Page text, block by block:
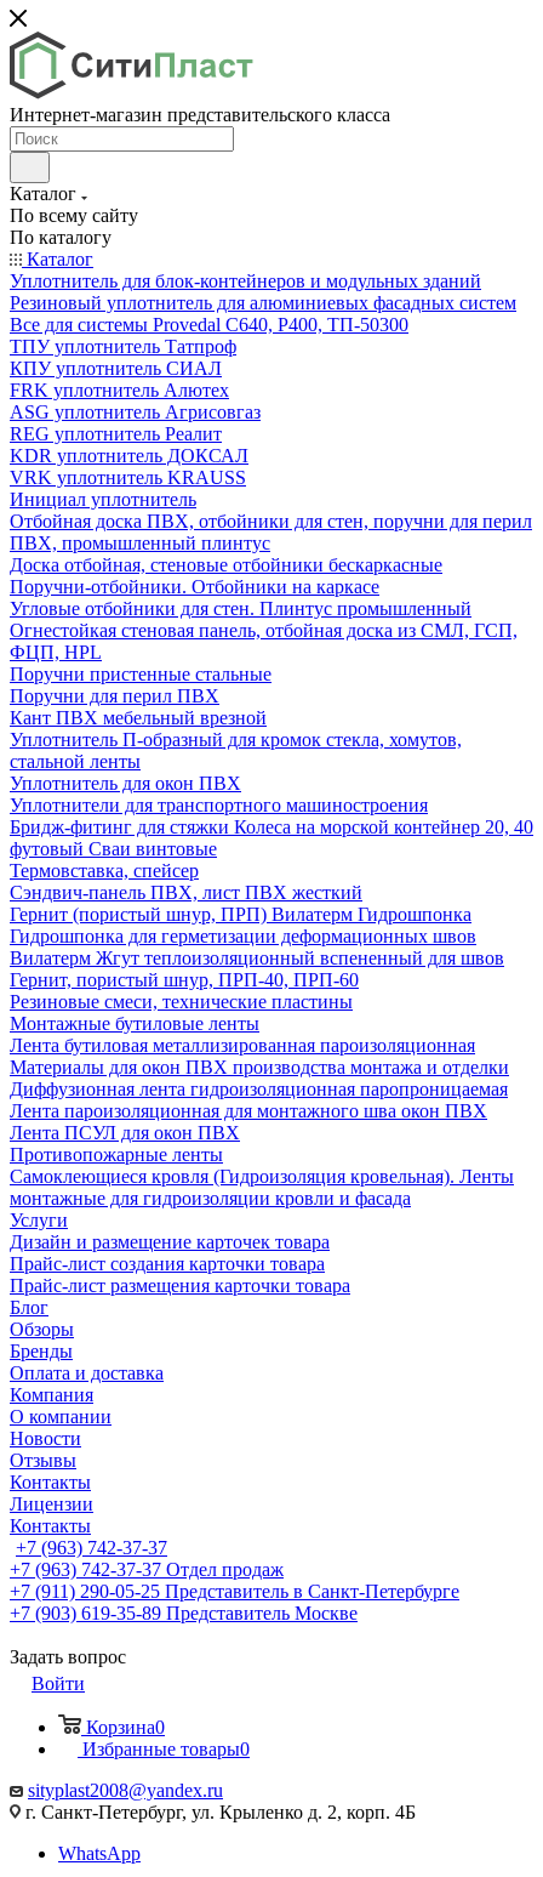
Интернет-магазин представительского класса
Каталог
По всему сайту
По каталогу
Каталог
Уплотнитель для блок-контейнеров и модульных зданий
Резиновый уплотнитель для алюминиевых фасадных систем
Все для системы Provedal С640, Р400, ТП-50300
ТПУ уплотнитель Татпроф
КПУ уплотнитель СИАЛ
FRK уплотнитель Алютех
ASG уплотнитель Агрисовгаз
REG уплотнитель Реалит
KDR уплотнитель ДОКСАЛ
VRK уплотнитель KRAUSS
Инициал уплотнитель
Отбойная доска ПВХ, отбойники для стен, поручни для перил
ПВХ, промышленный плинтус
Доска отбойная, стеновые отбойники бескаркасные
Поручни-отбойники. Отбойники на каркасе
Угловые отбойники для стен. Плинтус промышленный
Огнестойкая стеновая панель, отбойная доска из СМЛ, ГСП,
ФЦП, HPL
Поручни пристенные стальные
Поручни для перил ПВХ
Кант ПВХ мебельный врезной
Уплотнитель П-образный для кромок стекла, хомутов,
стальной ленты
Уплотнитель для окон ПВХ
Уплотнители для транспортного машиностроения
Бридж-фитинг для стяжки Колеса на морской контейнер 20, 40
футовый Сваи винтовые
Термовставка, спейсер
Сэндвич-панель ПВХ, лист ПВХ жесткий
Гернит (пористый шнур, ПРП) Вилатерм Гидрошпонка
Гидрошпонка для герметизации деформационных швов
Вилатерм Жгут теплоизоляционный вспененный для швов
Гернит, пористый шнур, ПРП-40, ПРП-60
Резиновые смеси, технические пластины
Монтажные бутиловые ленты
Лента бутиловая металлизированная пароизоляционная
Материалы для окон ПВХ производства монтажа и отделки
Диффузионная лента гидроизоляционная паропроницаемая
Лента пароизоляционная для монтажного шва окон ПВХ
Лента ПСУЛ для окон ПВХ
Противопожарные ленты
Самоклеющиеся кровля (Гидроизоляция кровельная). Ленты
монтажные для гидроизоляции кровли и фасада
Услуги
Дизайн и размещение карточек товара
Прайс-лист создания карточки товара
Прайс-лист размещения карточки товара
Блог
Обзоры
Бренды
Оплата и доставка
Компания
О компании
Новости
Отзывы
Контакты
Лицензии
Контакты
+7 (963) 742-37-37
+7 (963) 742-37-37 Отдел продаж
+7 (911) 290-05-25 Представитель в Санкт-Петербурге
+7 (903) 619-35-89 Представитель Москве
Задать вопрос
Войти
Корзина0
Избранные товары0
sityplast2008@yandex.ru
г. Санкт-Петербург, ул. Крыленко д. 2, корп. 4Б
WhatsApp